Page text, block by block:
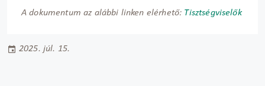
A dokumentum az alábbi linken elérhető: Tisztségviselők
2025. júl. 15.